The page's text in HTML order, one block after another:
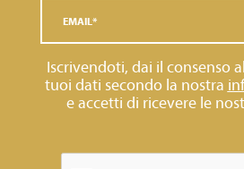
Iscrivendoti, dai il consenso
tuoi dati secondo la nostra
e accetti di ricevere le